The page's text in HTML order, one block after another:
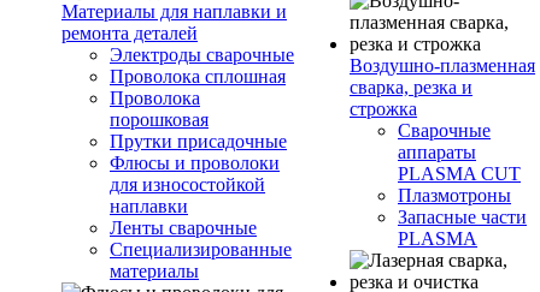
Материалы для наплавки и
ремонта деталей
Электроды сварочные
Проволока сплошная
Проволока
порошковая
Прутки присадочные
Флюсы и проволоки
для износостойкой
наплавки
Ленты сварочные
Специализированные
материалы
Воздушно-плазменная
сварка, резка и
строжка
Сварочные
аппараты
PLASMA CUT
Плазмотроны
Запасные части
PLASMA